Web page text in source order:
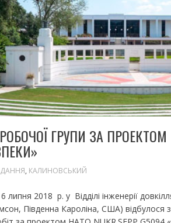
ГРУПИ ЗА
, КАЛИНОВСЬКИЙ
2018 р. у Відділі інженерії
Південна Кароліна, США) відбулося